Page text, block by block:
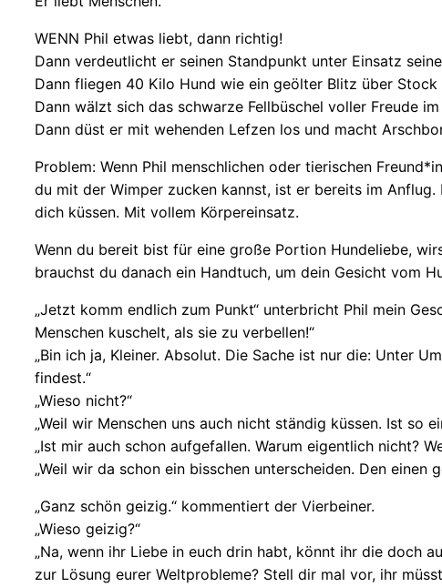
WENN Phil etwas liebt, dann richtig!
Dann verdeutlicht er seinen Standpunkt unter Einsatz
Dann fliegen 40 Kilo Hund wie ein geölter Blitz über Stock
Dann wälzt sich das schwarze Fellbüschel voller Freude
Dann düst er mit wehenden Lefzen los und macht
Problem: Wenn Phil menschlichen oder tierischen
du mit der Wimper zucken kannst, ist er bereits im
dich küssen. Mit vollem Körpereinsatz.
Wenn du bereit bist für eine große Portion Hundeliebe,
brauchst du danach ein Handtuch, um dein Gesicht vom
„Jetzt komm endlich zum Punkt“ unterbricht Phil mein
Menschen kuschelt, als sie zu verbellen!“
„Bin ich ja, Kleiner. Absolut. Die Sache ist nur die: Unter
findest.“
„Wieso nicht?“
„Weil wir Menschen uns auch nicht ständig küssen. Ist so
„Ist mir auch schon aufgefallen. Warum eigentlich nicht?
„Weil wir da schon ein bisschen unterscheiden. Den
„Ganz schön geizig.“ kommentiert der Vierbeiner.
„Wieso geizig?“
„Na, wenn ihr Liebe in euch drin habt, könnt ihr die doch
zur Lösung eurer Weltprobleme? Stell dir mal vor, ihr